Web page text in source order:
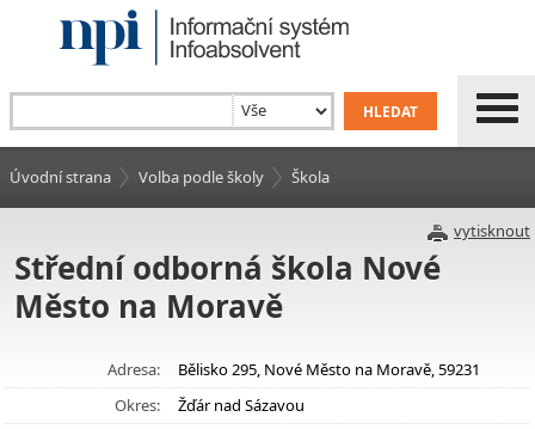
Úvodní strana Volba podle školy Škola
vytisknout
Střední odborná škola Nové
Město na Moravě
Adresa:
Bělisko 295, Nové Město na Moravě, 59231
Okres:
Žďár nad Sázavou